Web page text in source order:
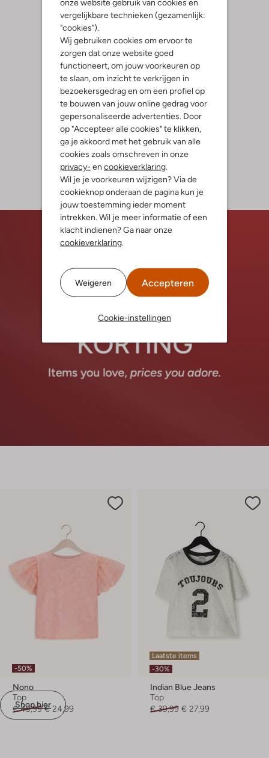
onze website gebruik van cookies en
vergelijkbare technieken (gezamenlijk:
"cookies").
Wij gebruiken cookies om ervoor te
zorgen dat onze website goed
functioneert, om jouw voorkeuren op
te slaan, om inzicht te verkrijgen in
bezoekersgedrag en om een profiel op
te bouwen van jouw online gedrag voor
gepersonaliseerde advertenties. Door
op "Accepteer alle cookies" te klikken,
ga je akkoord met het gebruik van alle
cookies zoals omschreven in onze
privacy- en cookieverklaring.
Wil je je voorkeuren wijzigen? Via de
cookieknop onderaan de pagina kun je
jouw toestemming ieder moment
intrekken. Wil je meer informatie of een
klacht indienen? Ga naar onze
cookieverklaring.
Weigeren Accepteren
Cookie-instellingen
Shop hier
-50%
Nono
Top
€ 49,99 € 24,99
Laatste items
-30%
Indian Blue Jeans
Top
€ 39,99 € 27,99